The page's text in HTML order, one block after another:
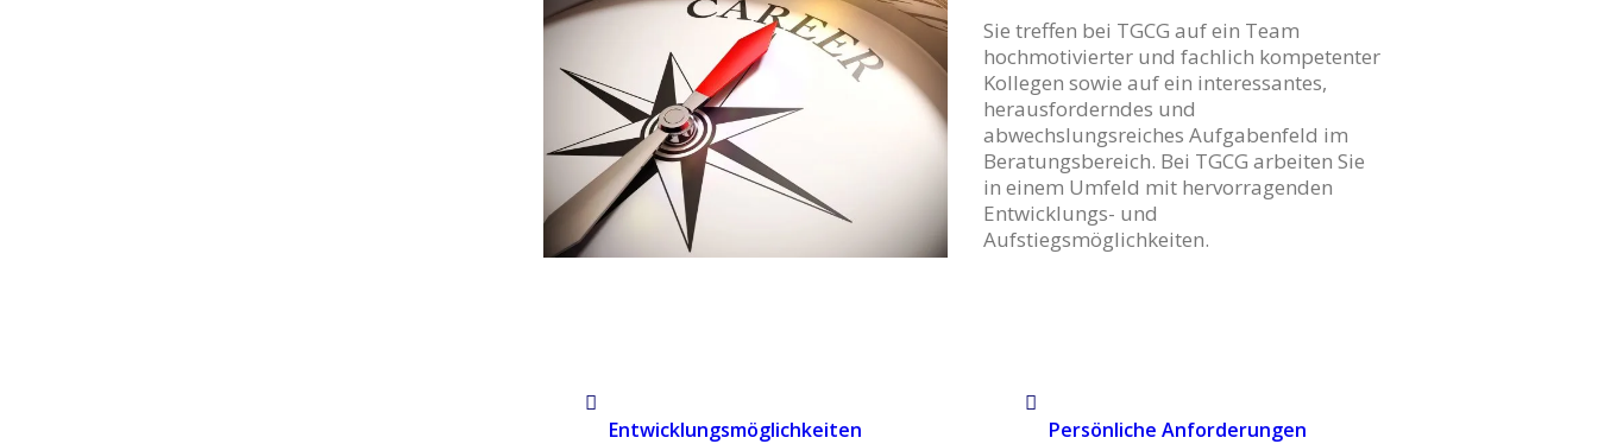
Sie treffen bei TGCG auf ein Team
hochmotivierter und fachlich kompetenter
Kollegen sowie auf ein interessantes,
herausforderndes und
abwechslungsreiches Aufgabenfeld im
Beratungsbereich. Bei TGCG arbeiten Sie
in einem Umfeld mit hervorragenden
Entwicklungs- und
Aufstiegsmöglichkeiten.
Entwicklungsmöglichkeiten Persönliche Anforderungen